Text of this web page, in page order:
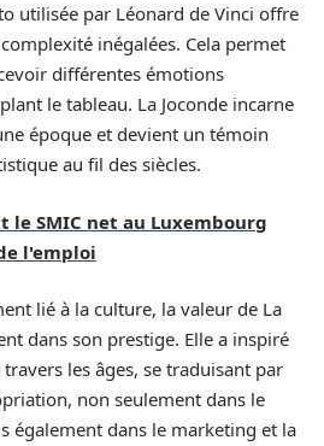
utilisée par Léonard de Vinci offre
inégalées. Cela permet
différentes émotions
le tableau. La Joconde incarne
époque et devient un témoin
au fil des siècles.
le SMIC net au Luxembourg
l'emploi
lié à la culture, la valeur de La
dans son prestige. Elle a inspiré
les âges, se traduisant par
non seulement dans le
également dans le marketing et la